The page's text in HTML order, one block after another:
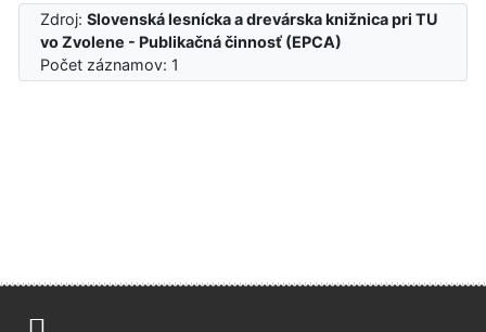
Zdroj:Slovenská lesnícka a drevárska knižnica pri TU
vo Zvolene - Publikačná činnosť (EPCA)
Počet záznamov: 1